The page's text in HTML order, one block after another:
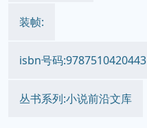
装帧:
isbn号码:9787510420443
丛书系列:小说前沿文库